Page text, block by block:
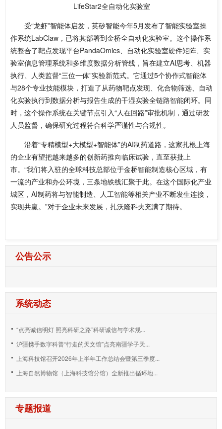
LifeStar2全自动化实验室
受“龙虾”智能体启发，英矽智能今年5月发布了智能实验室操
作系统LabClaw，已将其部署到金桥全自动化实验室。这个操作系
统整合了靶点发现平台PandaOmics、自动化实验室硬件矩阵、实
验室信息管理系统和多维度数据分析管线，旨在建立AI思考、机器
执行、人类监督“三位一体”实验新范式。它通过5个协作式智能体
与28个专业技能模块，打造了从药物靶点发现、化合物筛选、自动
化实验执行到数据分析与报告生成的干湿实验全链路智能闭环。同
时，这个操作系统在关键节点引入“人在回路”审批机制，通过研发
人员监督，确保研究过程符合科学严谨性与合规性。
沿着“专精模型+大模型+智能体”的AI制药道路，这家扎根上海
的企业有望把越来越多的创新药推向临床试验，直至获批上
市。“我们将入驻的全球科技总部位于金桥智能制造核心区域，有
一流的产业和办公环境，三条地铁线汇聚于此。在这个国际化产业
城区，AI制药将与智能制造、人工智能等相关产业不断发生连接，
实现共赢。”对于企业未来发展，扎沃隆科夫充满了期待。
公告公示
系统动态
“点亮诚信明灯 照亮科研之路”科研诚信与学术规...
沪疆携手数字科普“行走的天文馆”点亮南疆学子天...
上海科技馆召开2026年上半年工作总结会暨第三季度...
上海自然博物馆（上海科技馆分馆）全新推出循环地...
专题报道